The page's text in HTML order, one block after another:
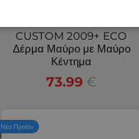
CUSTOM 2009+ ECO
Δέρμα Μαύρο με Μαύρο
Κέντημα
73.99 €
Νέο Προϊόν